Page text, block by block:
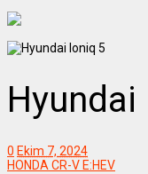
Hyundai
0 Ekim 7, 2024
HONDA CR-V E:HEV